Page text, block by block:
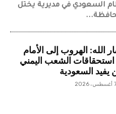
السعودي في مديرية يختل
الله: الهروب إلى الأمام
الشعب اليمني
يفيد السعودية
2026